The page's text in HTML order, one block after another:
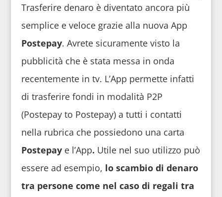
Trasferire denaro è diventato ancora più
semplice e veloce grazie alla nuova App
Postepay. Avrete sicuramente visto la
pubblicità che è stata messa in onda
recentemente in tv. L’App permette infatti
di trasferire fondi in modalità P2P
(Postepay to Postepay) a tutti i contatti
nella rubrica che possiedono una carta
Postepaye l’App. Utile nel suo utilizzo può
essere ad esempio, lo scambio di denaro
tra persone come nel caso di regali tra